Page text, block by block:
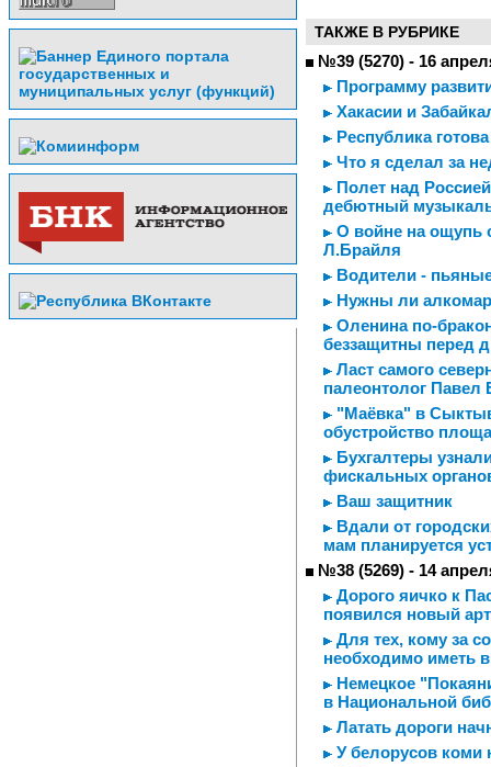
ТАКЖЕ В РУБРИКЕ
№39 (5270) - 16
Программу
Хакасии и
Республика
Что я сделал за
Полет над
дебютный
О войне на ощупь
Л.Брайля
Водители -
Нужны ли
Оленина по-
беззащитны перед
Ласт самого
палеонтолог Павел
"Маёвка" в
обустройство
Бухгалтеры
фискальных
Ваш защитник
Вдали от
мам планируется
№38 (5269) - 14
Дорого яичко к
появился новый
Для тех, кому за
необходимо иметь
Немецкое
в Национальной
Латать дороги
У белорусов